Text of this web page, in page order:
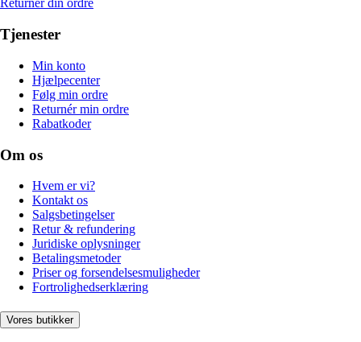
Returnér din ordre
Tjenester
Min konto
Hjælpecenter
Følg min ordre
Returnér min ordre
Rabatkoder
Om os
Hvem er vi?
Kontakt os
Salgsbetingelser
Retur & refundering
Juridiske oplysninger
Betalingsmetoder
Priser og forsendelsesmuligheder
Fortrolighedserklæring
Vores butikker